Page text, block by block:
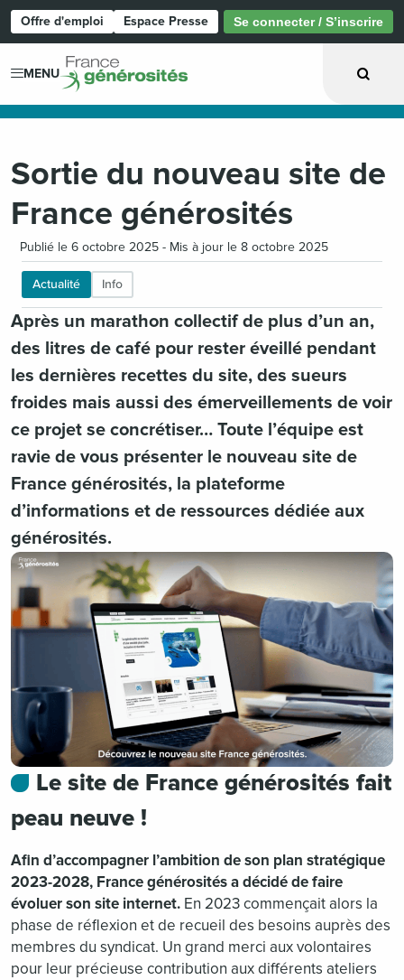
Offre d'emploi Espace Presse Se connecter / S’inscrire
MENU
Sortie du nouveau site de
France générosités
Publié le 6 octobre 2025 - Mis à jour le 8 octobre 2025
Actualité Info
Après un marathon collectif de plus d’un an,
des litres de café pour rester éveillé pendant
les dernières recettes du site, des sueurs
froides mais aussi des émerveillements de voir
ce projet se concrétiser… Toute l’équipe est
ravie de vous présenter le nouveau site de
France générosités, la plateforme
d’informations et de ressources dédiée aux
générosités.
Le site de France générosités fait
peau neuve !
Afin d’accompagner l’ambition de son plan stratégique
2023-2028, France générosités a décidé de faire
évoluer son site internet. En 2023 commençait alors la
phase de réflexion et de recueil des besoins auprès des
membres du syndicat. Un grand merci aux volontaires
pour leur précieuse contribution aux différents ateliers